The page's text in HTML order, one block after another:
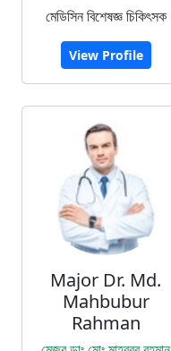
মেডিসিন বিশেষজ্ঞ চিকিৎসক
View Profile
Major Dr. Md.
Mahbubur
Rahman